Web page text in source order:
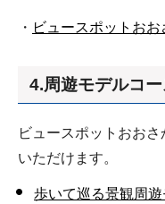
・ ビュースポットお
4.周遊モデルコー
ビュースポットおお
いただけます。
歩いて巡る景観周